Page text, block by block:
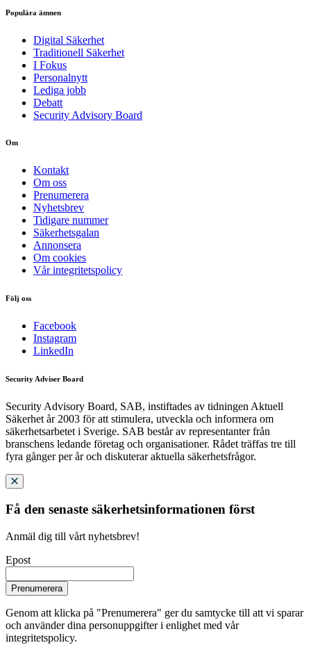
Populära ämnen
Digital Säkerhet
Traditionell Säkerhet
I Fokus
Personalnytt
Lediga jobb
Debatt
Security Advisory Board
Om
Kontakt
Om oss
Prenumerera
Nyhetsbrev
Tidigare nummer
Säkerhetsgalan
Annonsera
Om cookies
Vår integritetspolicy
Följ oss
Facebook
Instagram
LinkedIn
Security Adviser Board
Security Advisory Board, SAB, instiftades av tidningen Aktuell
Säkerhet år 2003 för att stimulera, utveckla och informera om
säkerhetsarbetet i Sverige. SAB består av representanter från
branschens ledande företag och organisationer. Rådet träffas tre till
fyra gånger per år och diskuterar aktuella säkerhetsfrågor.
Få den senaste säkerhetsinformationen först
Anmäl dig till vårt nyhetsbrev!
Epost
Prenumerera
Genom att klicka på "Prenumerera" ger du samtycke till att vi sparar
och använder dina personuppgifter i enlighet med vår
integritetspolicy.